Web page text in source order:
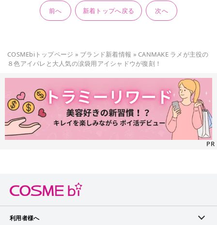
前へ 新着トップへ戻る 次へ
COSMEbiトップページ » ブランド新着情報 » CANMAKE ラメが主役の
８色アイパレと大人気の涙袋用アイシャドウが復刻！
PR
利用者様へ